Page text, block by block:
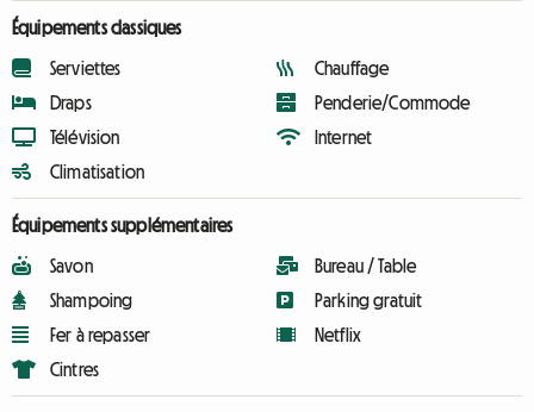
Équipements classiques
Serviettes
Draps
Télévision
Climatisation
Chauffage
Penderie/Commode
Internet
Équipements supplémentaires
Savon
Shampoing
Fer à repasser
Cintres
Bureau / Table
Parking gratuit
Netflix